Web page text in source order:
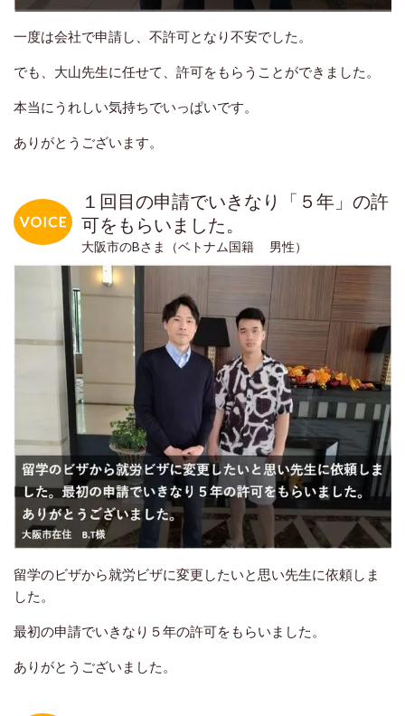
一度は会社で申請し、不許可となり不安でした。
でも、大山先生に任せて、許可をもらうことができました。
本当にうれしい気持ちでいっぱいです。
ありがとうございます。
１回目の申請でいきなり「５年」の許
可をもらいました。
大阪市のBさま（ベトナム国籍 男性）
留学のビザから就労ビザに変更したいと思い先生に依頼しま
した。
最初の申請でいきなり５年の許可をもらいました。
ありがとうございました。